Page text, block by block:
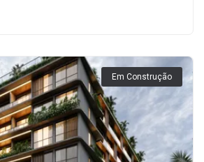
Em Construção